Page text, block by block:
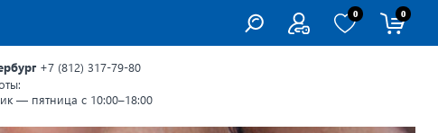
0 0
+7 (812) 317-79-80
— пятница с 10:00–18:00